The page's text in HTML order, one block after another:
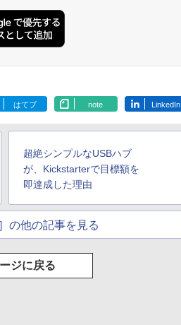
はてブ note LinkedIn
超絶シンプルなUSBハブ
が、Kickstarterで目標額を
即達成した理由
の他の記事を見る
ジに戻る